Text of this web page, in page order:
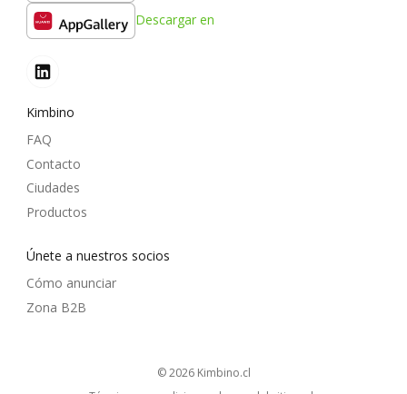
Descargar en
Kimbino
FAQ
Contacto
Ciudades
Productos
Únete a nuestros socios
Cómo anunciar
Zona B2B
© 2026 kimbino.cl